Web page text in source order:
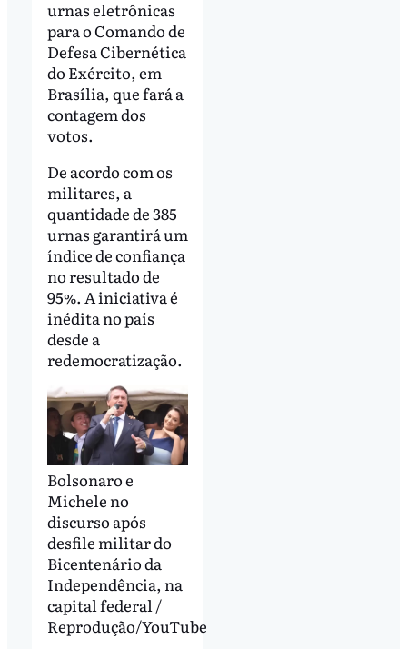
urnas eletrônicas
para o Comando de
Defesa Cibernética
do Exército, em
Brasília, que fará a
contagem dos
votos.
De acordo com os
militares, a
quantidade de 385
urnas garantirá um
índice de confiança
no resultado de
95%. A iniciativa é
inédita no país
desde a
redemocratização.
Bolsonaro e
Michele no
discurso após
desfile militar do
Bicentenário da
Independência, na
capital federal /
Reprodução/YouTube